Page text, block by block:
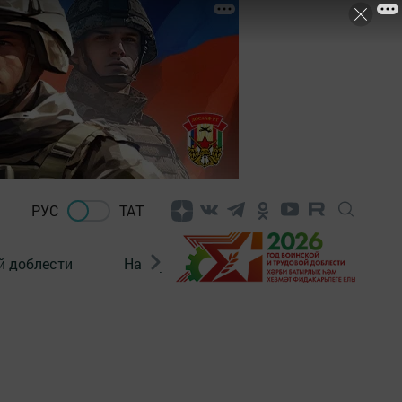
РУС ТАТ
доблести Нацпроекты Поколение будущего